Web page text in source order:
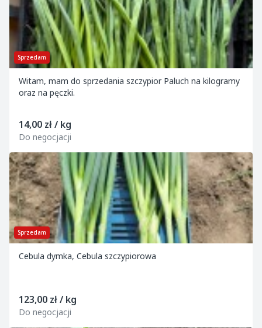
Sprzedam
Witam, mam do sprzedania szczypior Paluch na kilogramy
oraz na pęczki.
14,00 zł / kg
Do negocjacji
Sprzedam
Cebula dymka, Cebula szczypiorowa
123,00 zł / kg
Do negocjacji